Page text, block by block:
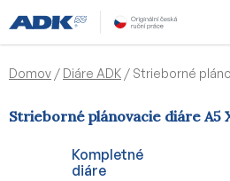
na
obsah
Domov / Diáre ADK / Strieborné
Strieborné plánovacie diáre A5
Kompletné
diáre